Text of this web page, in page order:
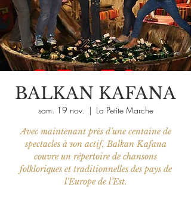
BALKAN KAFANA
sam. 19 nov.
  |
La Petite Marche
Avec maintenant près d’une centaine de
spectacles à son actif, Balkan Kafana
couvre un répertoire de chansons
folkloriques et traditionnelles des pays de
l'Europe de l’Est.